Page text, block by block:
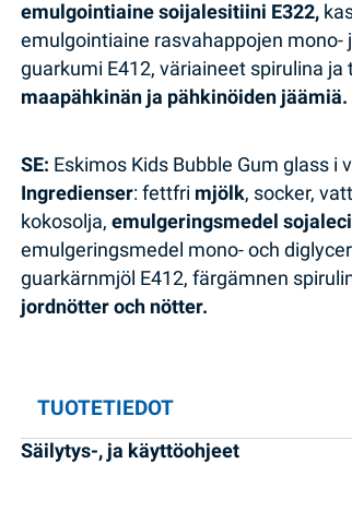
emulgointiaine soijalesitiini E322,
emulgointiaine rasvahappojen mono-
guarkumi E412, väriaineet spirulina
maapähkinän ja pähkinöiden jäämiä.
SE: Eskimos Kids Bubble Gum glass i
Ingredienser: fettfri mjölk, socker,
kokosolja,emulgeringsmedel
emulgeringsmedel mono- och
guarkärnmjöl E412, färgämnen
jordnötter och nötter.
TUOTETIEDOT
Säilytys-, ja käyttöohjeet